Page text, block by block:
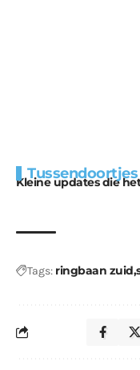
Tussendoortjes
Kleine updates die
voor kabouters
Tags: ringbaan zuid